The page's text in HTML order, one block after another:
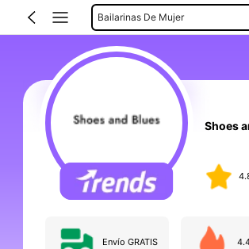
Botas De Media Caña De Mujer
Zapatos De Lona Para Mujer
Sandalias Planas De Mujer
Shoes
Envío GRATIS